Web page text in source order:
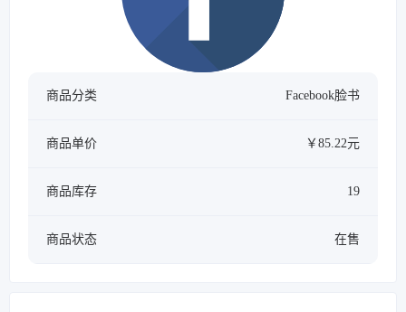
商品分类 Facebook脸书
商品单价 ￥85.22元
商品库存 19
商品状态 在售